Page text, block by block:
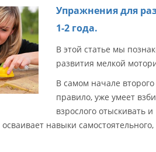
Упражнения для
1-2 года.
В этой статье мы
развития мелкой
В самом начале
правило, уже умеет
взрослого отыскивать
осваивает навыки